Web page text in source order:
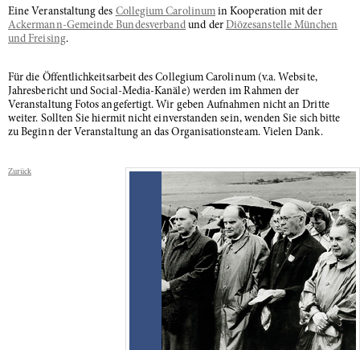
Eine Veranstaltung des Collegium Carolinumin Kooperation mit der
Ackermann-Gemeinde Bundesverband und der Diözesanstelle München
und Freising.
Für die Öffentlichkeitsarbeit des Collegium Carolinum (v.a. Website,
Jahresbericht und Social-Media-Kanäle) werden im Rahmen der
Veranstaltung Fotos angefertigt. Wir geben Aufnahmen nicht an Dritte
weiter. Sollten Sie hiermit nicht einverstanden sein, wenden Sie sich bitte
zu Beginn der Veranstaltung an das Organisationsteam. Vielen Dank.
Zurück